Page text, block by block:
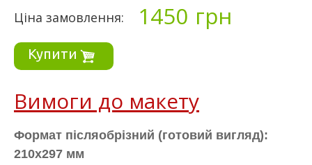
Ціна замовлення: 1450 грн
Купити
Вимоги до макету
Формат післяобрізний (готовий вигляд):
210х297 мм